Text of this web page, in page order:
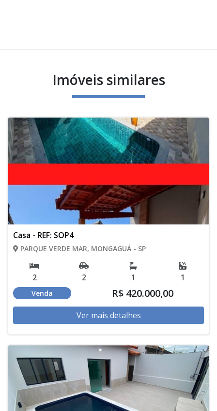
Imóveis similares
Casa - REF: SOP4
PARQUE VERDE MAR, MONGAGUÁ - SP
2 2 1 1
Venda R$ 420.000,00
Ver mais detalhes